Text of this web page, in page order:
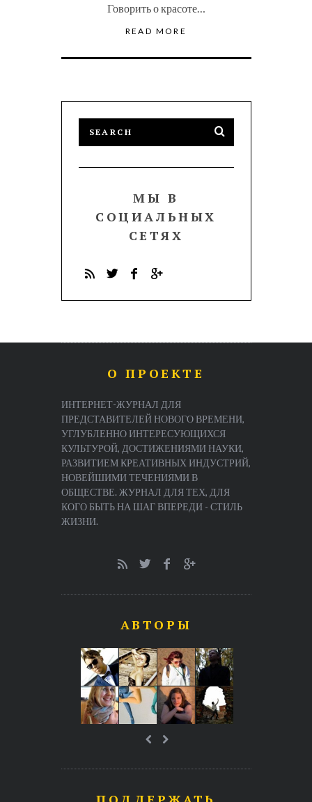
Говорить о красоте…
READ MORE
МЫ В
СОЦИАЛЬНЫХ
СЕТЯХ
О ПРОЕКТЕ
ИНТЕРНЕТ-ЖУРНАЛ ДЛЯ
ПРЕДСТАВИТЕЛЕЙ НОВОГО ВРЕМЕНИ,
УГЛУБЛЕННО ИНТЕРЕСУЮЩИХСЯ
КУЛЬТУРОЙ, ДОСТИЖЕНИЯМИ НАУКИ,
РАЗВИТИЕМ КРЕАТИВНЫХ ИНДУСТРИЙ,
НОВЕЙШИМИ ТЕЧЕНИЯМИ В
ОБЩЕСТВЕ. ЖУРНАЛ ДЛЯ ТЕХ, ДЛЯ
КОГО БЫТЬ НА ШАГ ВПЕРЕДИ - СТИЛЬ
ЖИЗНИ.
АВТОРЫ